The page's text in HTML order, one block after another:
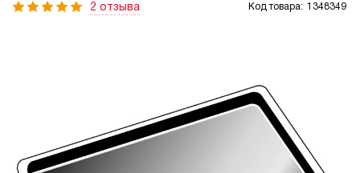
2 отзыва Код товара: 1348349